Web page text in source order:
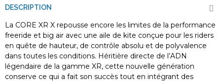
DESCRIPTION
La CORE XR X repousse encore les limites de la performance
freeride et big air avec une aile de kite conçue pour les riders
en quête de hauteur, de contrôle absolu et de polyvalence
dans toutes les conditions. Héritière directe de l’ADN
légendaire de la gamme XR, cette nouvelle génération
conserve ce qui a fait son succès tout en intégrant des